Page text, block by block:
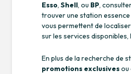
Esso, Shell, ou BP,
trouver une station
vous permettent de
sur les services
En plus de la recherche de
promotions exclusivesou